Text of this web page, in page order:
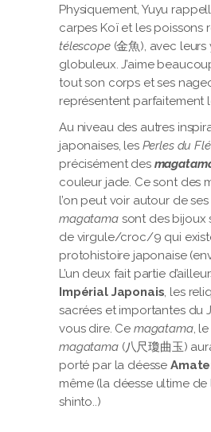
Physiquement, Yuyu
carpes Koï et les poissons
télescope(金魚), avec leurs
globuleux. J’aime
tout son corps et ses
représentent parfaitement
Au niveau des autres
japonaises, les Perles du
précisément des
couleur jade. Ce sont des
l’on peut voir autour de ses
magatamasont des bijoux
de virgule/croc/9 qui
protohistoire japonaise
L’un deux fait partie
Impérial Japonais, les
sacrées et importantes du
vous dire. Ce magatama, le
magatama(八尺瓊曲玉)
porté par la déesse
même (la déesse ultime
shinto..)